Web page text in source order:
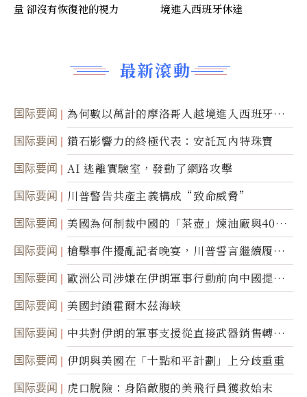
最新滾動
国际要闻
為何數以萬計的摩洛哥人越境進入西班牙休
達
国际要闻 鑽石影響力的終極代表：安託瓦內特珠寶
国际要闻 AI 逃離實驗室，發動了網路攻擊
国际要闻 川普警告共產主義構成“致命威脅”
国际要闻
美國為何制裁中國的「茶壺」煉油廠與40家
航運公司
国际要闻
槍擊事件擾亂記者晚宴，川普誓言繼續履行
職責
国际要闻
歐洲公司涉嫌在伊朗軍事行動前向中國提供
美軍基地的衛星影像
国际要闻 美國封鎖霍爾木茲海峽
国际要闻
中共對伊朗的軍事支援從直接武器銷售轉向
間接技術轉讓
国际要闻 伊朗與美國在「十點和平計劃」上分歧重重
国际要闻 虎口脫險：身陷敵腹的美飛行員獲救始末
量 卻沒有恢復祂的視力
境進入西班牙休達